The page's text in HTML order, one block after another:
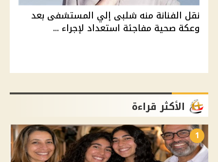
نقل الفنانة منه شلبى إلي المستشفى بعد
وعكة صحية مفاجئة استعداد لإجراء ...
الأكثر قراءة
1